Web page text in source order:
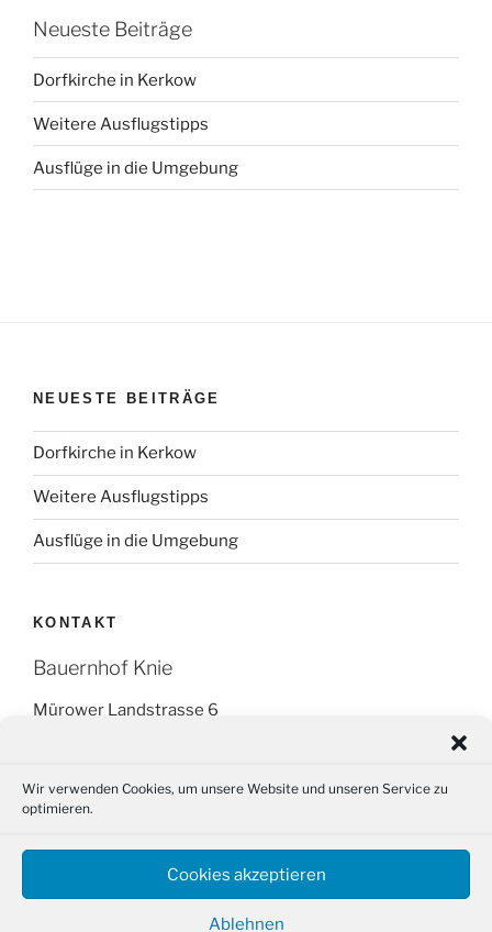
Wir verwenden Cookies, um unsere Website und unseren Service zu
optimieren.
Cookies akzeptieren
Ablehnen
Neueste Beiträge
Dorfkirche in Kerkow
Weitere Ausflugstipps
Ausflüge in die Umgebung
NEUESTE BEITRÄGE
Dorfkirche in Kerkow
Weitere Ausflugstipps
Ausflüge in die Umgebung
KONTAKT
Bauernhof Knie
Mürower Landstrasse 6
Tel.: +49 (0) 151 266 595 14
Fax: (03331) 29 87 88